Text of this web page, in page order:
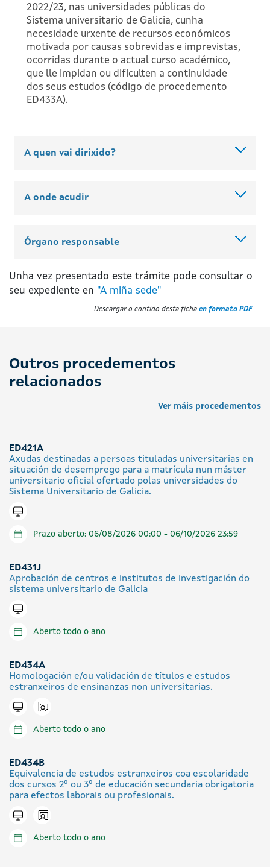
2022/23, nas universidades públicas do
Sistema universitario de Galicia, cunha
necesidade urxente de recursos económicos
motivada por causas sobrevidas e imprevistas,
ocorridas durante o actual curso académico,
que lle impidan ou dificulten a continuidade
dos seus estudos (código de procedemento
ED433A).
A quen vai dirixido?
A onde acudir
Órgano responsable
Unha vez presentado este trámite pode consultar o
seu expediente en "A miña sede"
Descargar o contido desta ficha en formato PDF
Outros procedementos
relacionados
Ver máis procedementos
ED421A
Axudas destinadas a persoas tituladas universitarias en
situación de desemprego para a matrícula nun máster
universitario oficial ofertado polas universidades do
Sistema Universitario de Galicia.
Tramitar en liña
Prazo aberto: 06/08/2026 00:00 - 06/10/2026 23:59
ED431J
Aprobación de centros e institutos de investigación do
sistema universitario de Galicia
Tramitar en liña
Aberto todo o ano
ED434A
Homologación e/ou validación de títulos e estudos
estranxeiros de ensinanzas non universitarias.
Tramitar en liña
Icono presencial
Aberto todo o ano
ED434B
Equivalencia de estudos estranxeiros coa escolaridade
dos cursos 2º ou 3º de educación secundaria obrigatoria
para efectos laborais ou profesionais.
Tramitar en liña
Icono presencial
Aberto todo o ano